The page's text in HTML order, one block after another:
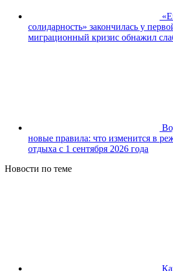
солидарность» закончилась у
миграционный кризис обнажил
новые правила: что изменится в
отдыха с 1 сентября 2026 года
Новости по теме